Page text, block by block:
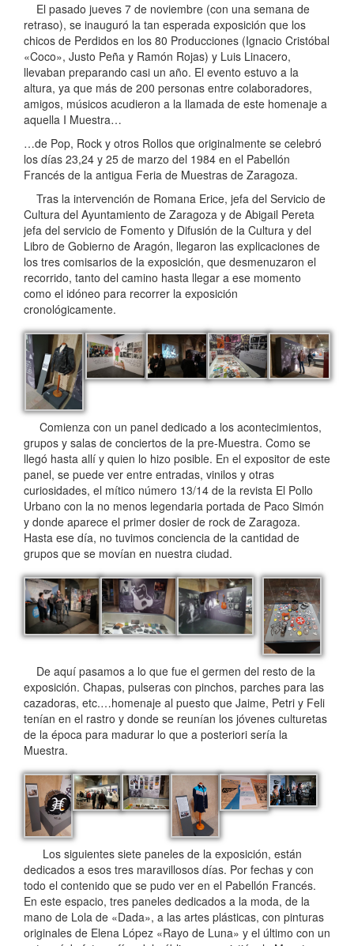
El pasado jueves 7 de noviembre (con una semana de
retraso), se inauguró la tan esperada exposición que los
chicos de Perdidos en los 80 Producciones (Ignacio Cristóbal
«Coco», Justo Peña y Ramón Rojas) y Luis Linacero,
llevaban preparando casi un año. El evento estuvo a la
altura, ya que más de 200 personas entre colaboradores,
amigos, músicos acudieron a la llamada de este homenaje a
aquella I Muestra…
…de Pop, Rock y otros Rollos que originalmente se celebró
los días 23,24 y 25 de marzo del 1984 en el Pabellón
Francés de la antigua Feria de Muestras de Zaragoza.
Tras la intervención de Romana Erice, jefa del Servicio de
Cultura del Ayuntamiento de Zaragoza y de Abigail Pereta
jefa del servicio de Fomento y Difusión de la Cultura y del
Libro de Gobierno de Aragón, llegaron las explicaciones de
los tres comisarios de la exposición, que desmenuzaron el
recorrido, tanto del camino hasta llegar a ese momento
como el idóneo para recorrer la exposición
cronológicamente.
Comienza con un panel dedicado a los acontecimientos,
grupos y salas de conciertos de la pre-Muestra. Como se
llegó hasta allí y quien lo hizo posible. En el expositor de este
panel, se puede ver entre entradas, vinilos y otras
curiosidades, el mítico número 13/14 de la revista El Pollo
Urbano con la no menos legendaria portada de Paco Simón
y donde aparece el primer dosier de rock de Zaragoza.
Hasta ese día, no tuvimos conciencia de la cantidad de
grupos que se movían en nuestra ciudad.
De aquí pasamos a lo que fue el germen del resto de la
exposición. Chapas, pulseras con pinchos, parches para las
cazadoras, etc.…homenaje al puesto que Jaime, Petri y Feli
tenían en el rastro y donde se reunían los jóvenes culturetas
de la época para madurar lo que a posteriori sería la
Muestra.
Los siguientes siete paneles de la exposición, están
dedicados a esos tres maravillosos días. Por fechas y con
todo el contenido que se pudo ver en el Pabellón Francés.
En este espacio, tres paneles dedicados a la moda, de la
mano de Lola de «Dada», a las artes plásticas, con pinturas
originales de Elena López «Rayo de Luna» y el último con un